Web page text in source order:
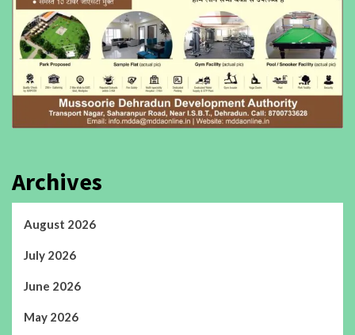
Archives
August 2026
July 2026
June 2026
May 2026